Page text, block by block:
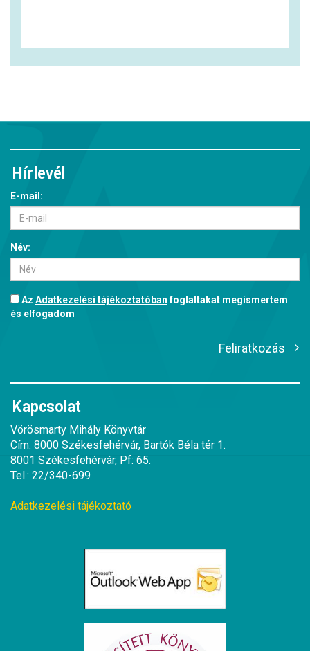
Hírlevél
E-mail:
Név:
Az Adatkezelési tájékoztatóbanfoglaltakat megismertem
és elfogadom
Feliratkozás
Kapcsolat
Vörösmarty Mihály Könyvtár
Cím: 8000 Székesfehérvár, Bartók Béla tér 1.
8001 Székesfehérvár, Pf: 65.
Tel.: 22/340-699
Adatkezelési tájékoztató